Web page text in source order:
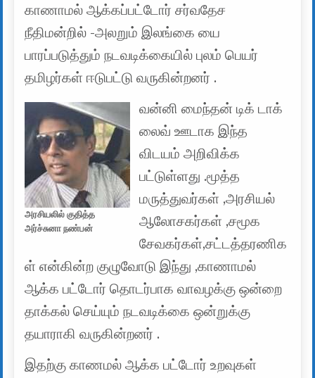
காணாமல் ஆக்கப்பட்டோர் சர்வதேச
நீதிமன்றில் -அலறும் இலங்கை யை
பாரப்படுத்தும் நடவடிக்கையில் புலம் பெயர்
தமிழர்கள் ஈடுபட்டு வருகின்றனர் .
அரசியலில் குதித்த
அர்ச்சுனா நண்பன்
வன்னி மைந்தன் டிக் டாக்
லைவ் ஊடாக இந்த
விடயம் அறிவிக்க
பட்டுள்ளது .மூத்த
மருத்துவர்கள் ,அரசியல்
ஆலோசகர்கள் ,சமூக
சேவகர்கள்,சட்டத்தரணிக
ள் என்கின்ற குழுவோடு இந்து ,காணாமல்
ஆக்க பட்டோர் தொடர்பாக வாவழக்கு ஒன்றை
தாக்கல் செய்யும் நடவடிக்கை ஒன்றுக்கு
தயாராகி வருகின்றனர் .
இதற்கு காணமல் ஆக்க பட்டோர் உறவுகள்